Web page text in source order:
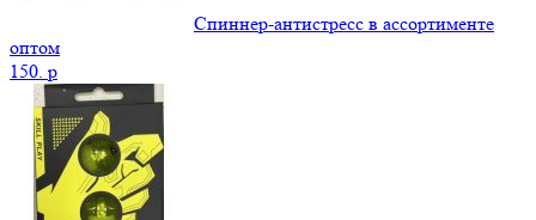
Спиннер-антистресс в ассортименте
оптом
150. p